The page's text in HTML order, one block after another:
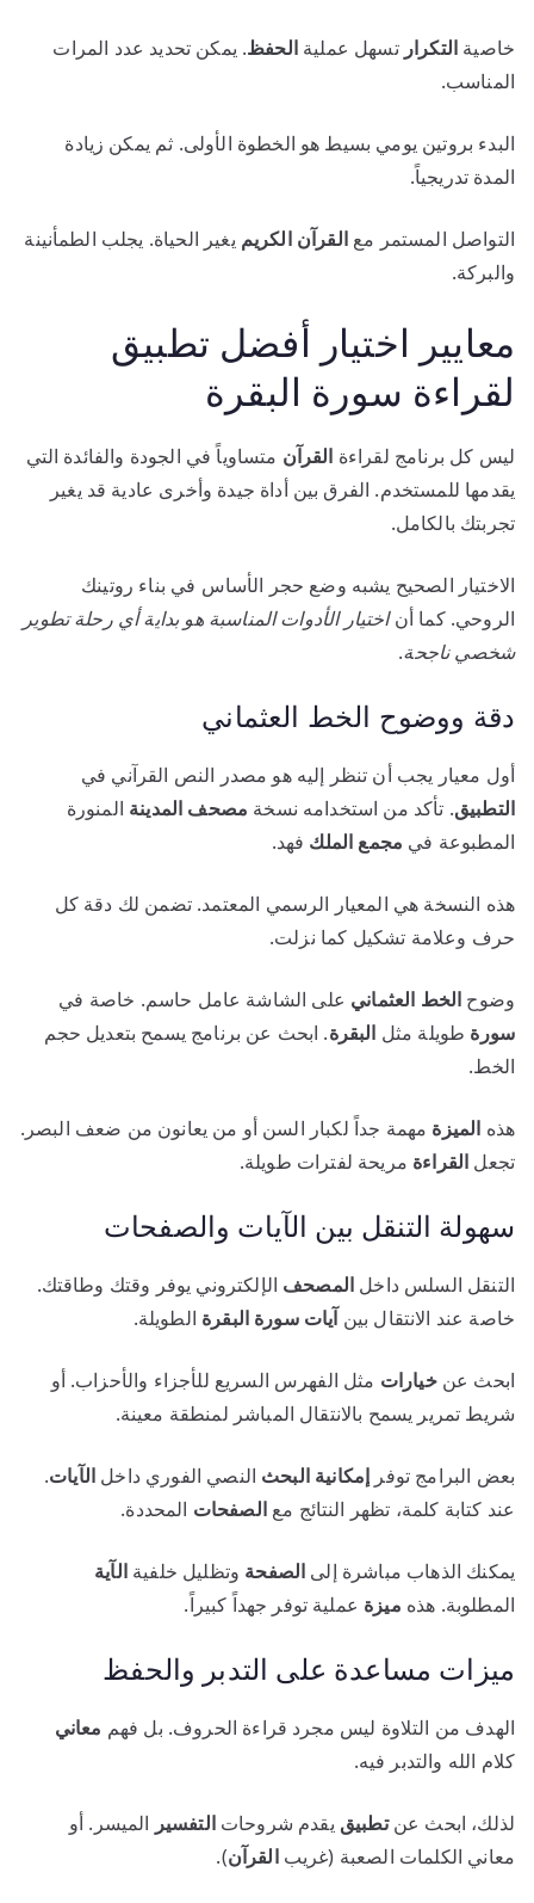
خاصية التكرار تسهل عمليةالحفظ. يمكن تحديد عدد المرات
المناسب.
البدء بروتين يومي بسيط هو الخطوة الأولى. ثم يمكن زيادة
المدة تدريجياً.
التواصل المستمر معالقرآن الكريم يغير الحياة. يجلب الطمأنينة
والبركة.
معايير اختيار أفضل تطبيق
لقراءة سورة البقرة
ليس كل برنامج لقراءة القرآن متساوياً في الجودة والفائدة التي
يقدمها للمستخدم. الفرق بين أداة جيدة وأخرى عادية قد يغير
تجربتك بالكامل.
الاختيار الصحيح يشبه وضع حجر الأساس في بناء روتينك
الروحي. كما أناختيار الأدوات المناسبة هو بداية أي رحلة تطوير
شخصي ناجحة.
دقة ووضوح الخط العثماني
أول معيار يجب أن تنظر إليه هو مصدر النص القرآني في
التطبيق. تأكد من استخدامه نسخة مصحف المدينة المنورة
المطبوعة في مجمع الملك فهد.
هذه النسخة هي المعيار الرسمي المعتمد. تضمن لك دقة كل
حرف وعلامة تشكيل كما نزلت.
وضوح الخط العثماني على الشاشة عامل حاسم. خاصة في
سورة طويلة مثل البقرة. ابحث عن برنامج يسمح بتعديل حجم
الخط.
هذه الميزة مهمة جداً لكبار السن أو من يعانون من ضعف البصر.
تجعل القراءة مريحة لفترات طويلة.
سهولة التنقل بين الآيات والصفحات
التنقل السلس داخل المصحف الإلكتروني يوفر وقتك وطاقتك.
خاصة عند الانتقال بين آيات سورة البقرة الطويلة.
ابحث عنخيارات مثل الفهرس السريع للأجزاء والأحزاب. أو
شريط تمرير يسمح بالانتقال المباشر لمنطقة معينة.
بعض البرامج توفر إمكانية البحث النصي الفوري داخل الآيات.
عند كتابة كلمة، تظهر النتائج معالصفحات المحددة.
يمكنك الذهاب مباشرة إلى الصفحة وتظليل خلفيةالآية
المطلوبة. هذه ميزة عملية توفر جهداً كبيراً.
ميزات مساعدة على التدبر والحفظ
الهدف من التلاوة ليس مجرد قراءة الحروف. بل فهم معاني
كلام الله والتدبر فيه.
لذلك، ابحث عنتطبيق يقدم شروحاتالتفسير الميسر. أو
معاني الكلمات الصعبة (غريبالقرآن).